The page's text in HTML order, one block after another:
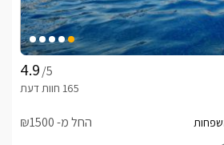
/5
החל מ- ₪1500